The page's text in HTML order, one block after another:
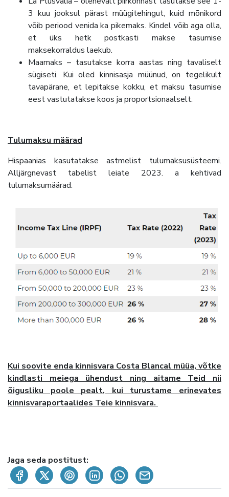
3 kuu jooksul pärast müügitehingut, kuid mõnikord
võib periood venida ka pikemaks. Kindel võib aga olla,
et üks hetk postkasti makse tasumise
maksekorraldus laekub.
Maamaks – tasutakse korra aastas ning tavaliselt
sügiseti. Kui oled kinnisasja müünud, on tegelikult
tavapärane, et lepitakse kokku, et maksu tasumise
eest vastutatakse koos ja proportsionaalselt.
Tulumaksu määrad
Hispaanias kasutatakse astmelist tulumaksusüsteemi.
Alljärgnevast tabelist leiate 2023. a kehtivad
tulumaksumäärad.
Kui soovite enda kinnisvara Costa Blancal müüa, võtke
kindlasti meiega ühendust ning aitame Teid nii
õigusliku poole pealt, kui turustame erinevates
kinnisvaraportaalides Teie kinnisvara.
Jaga seda postitust: